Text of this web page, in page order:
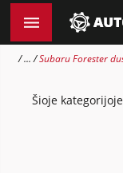
... Subaru Forester
Šioje